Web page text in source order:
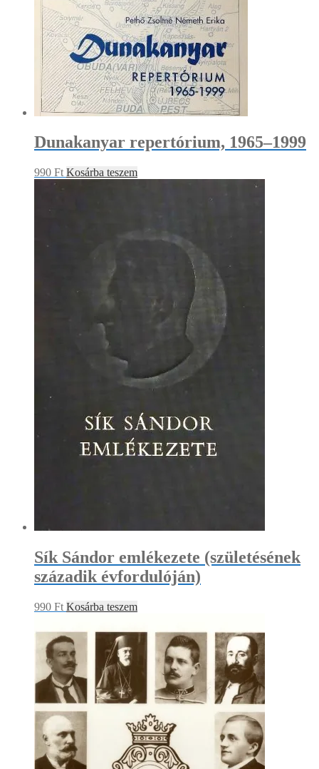
Dunakanyar repertórium, 1965–1999
990 Ft Kosárba teszem
Sík Sándor emlékezete (születésének
századik évfordulóján)
990 Ft Kosárba teszem